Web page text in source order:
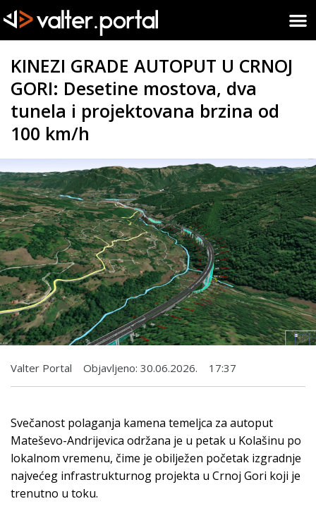
KINEZI GRADE AUTOPUT U CRNOJ
GORI: Desetine mostova, dva
tunela i projektovana brzina od
100 km/h
Valter Portal Objavljeno: 30.06.2026. 17:37
Svečanost polaganja kamena temeljca za autoput
Mateševo-Andrijevica održana je u petak u Kolašinu po
lokalnom vremenu, čime je obilježen početak izgradnje
najvećeg infrastrukturnog projekta u Crnoj Gori koji je
trenutno u toku.